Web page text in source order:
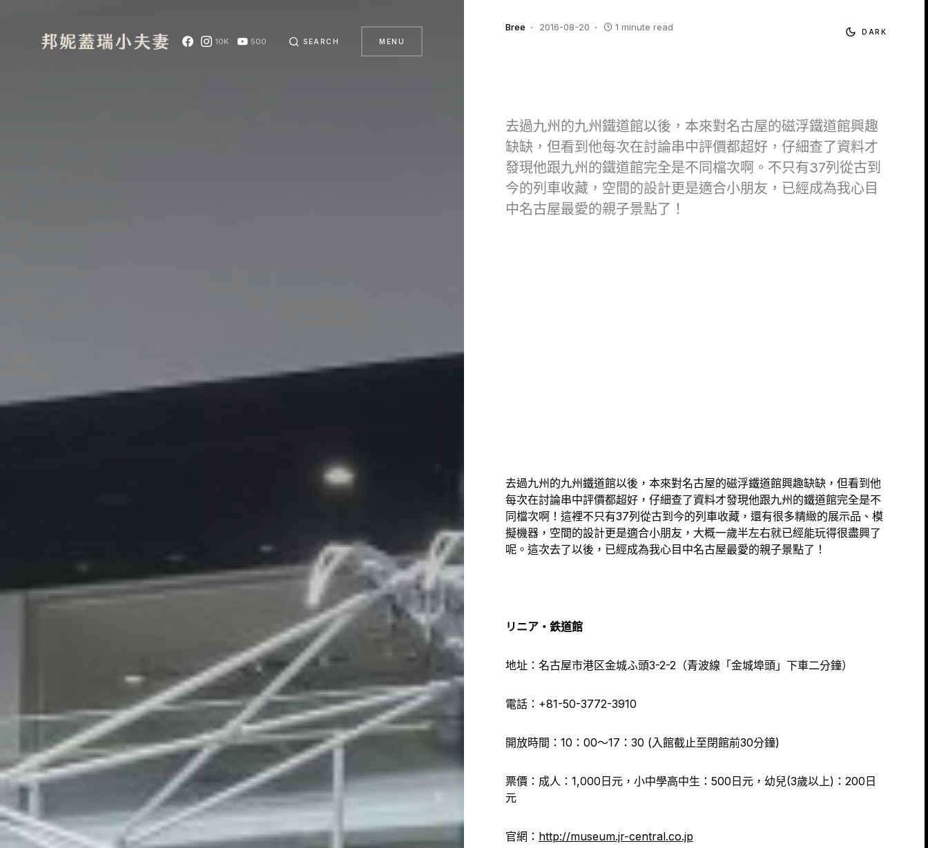
10K 500 SEARCH MENU
Bree 2016-08-20 1 minute read DARK
去過九州的九州鐵道館以後，本來對名古屋的磁浮鐵道館興趣
缺缺，但看到他每次在討論串中評價都超好，仔細查了資料才
發現他跟九州的鐵道館完全是不同檔次啊。不只有37列從古到
今的列車收藏，空間的設計更是適合小朋友，已經成為我心目
中名古屋最愛的親子景點了！
去過九州的九州鐵道館以後，本來對名古屋的磁浮鐵道館興趣缺缺，但看到他
每次在討論串中評價都超好，仔細查了資料才發現他跟九州的鐵道館完全是不
同檔次啊！這裡不只有37列從古到今的列車收藏，還有很多精緻的展示品、模
擬機器，空間的設計更是適合小朋友，大概一歲半左右就已經能玩得很盡興了
呢。這次去了以後，已經成為我心目中名古屋最愛的親子景點了！
リニア・鉄道館
地址：名古屋市港区金城ふ頭3-2-2（青波線「金城埠頭」下車二分鐘）
電話：+81-50-3772-3910
開放時間：10：00～17：30 (入館截止至閉館前30分鐘)
票價：成人：1,000日元，小中學高中生：500日元，幼兒(3歲以上)：200日
元
官網： http://museum.jr-central.co.jp